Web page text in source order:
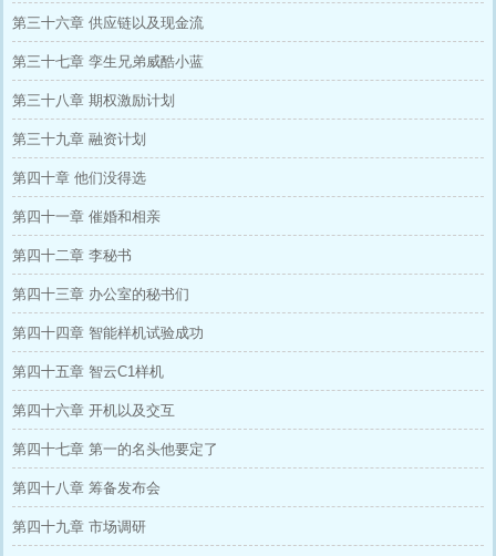
第三十六章 供应链以及现金流
第三十七章 孪生兄弟威酷小蓝
第三十八章 期权激励计划
第三十九章 融资计划
第四十章 他们没得选
第四十一章 催婚和相亲
第四十二章 李秘书
第四十三章 办公室的秘书们
第四十四章 智能样机试验成功
第四十五章 智云C1样机
第四十六章 开机以及交互
第四十七章 第一的名头他要定了
第四十八章 筹备发布会
第四十九章 市场调研